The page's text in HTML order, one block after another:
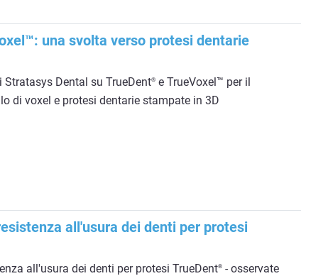
una svolta verso protesi dentarie
Dental su TrueDent® e TrueVoxel™ per il
di voxel e protesi dentarie stampate in 3D
all'usura dei denti per protesi
all'usura dei denti per protesi TrueDent® - osservate